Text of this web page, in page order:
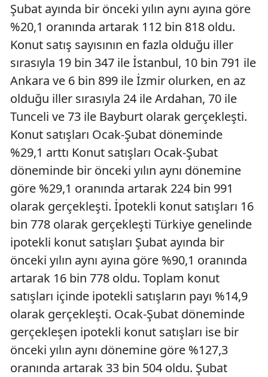
Şubat ayında bir önceki yılın aynı ayına göre
%20,1 oranında artarak 112 bin 818 oldu.
Konut satış sayısının en fazla olduğu iller
sırasıyla 19 bin 347 ile İstanbul, 10 bin 791 ile
Ankara ve 6 bin 899 ile İzmir olurken, en az
olduğu iller sırasıyla 24 ile Ardahan, 70 ile
Tunceli ve 73 ile Bayburt olarak gerçekleşti.
Konut satışları Ocak-Şubat döneminde
%29,1 arttı Konut satışları Ocak-Şubat
döneminde bir önceki yılın aynı dönemine
göre %29,1 oranında artarak 224 bin 991
olarak gerçekleşti. İpotekli konut satışları 16
bin 778 olarak gerçekleşti Türkiye genelinde
ipotekli konut satışları Şubat ayında bir
önceki yılın aynı ayına göre %90,1 oranında
artarak 16 bin 778 oldu. Toplam konut
satışları içinde ipotekli satışların payı %14,9
olarak gerçekleşti. Ocak-Şubat döneminde
gerçekleşen ipotekli konut satışları ise bir
önceki yılın aynı dönemine göre %127,3
oranında artarak 33 bin 504 oldu. Şubat